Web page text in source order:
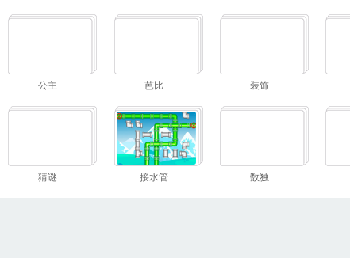
公主 芭比 装饰
猜谜 接水管 数独